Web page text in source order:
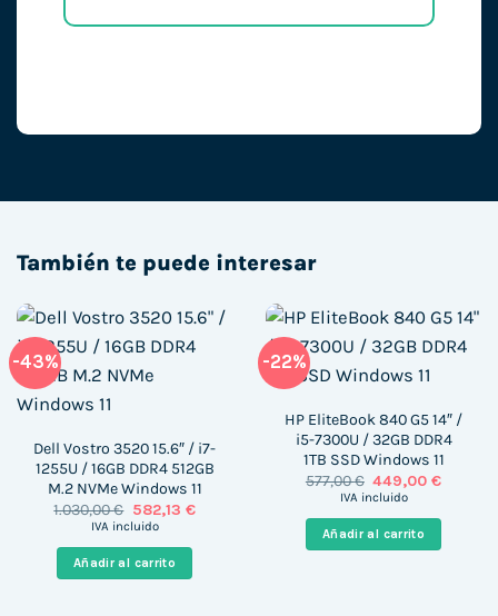
También te puede interesar
-43%
Dell Vostro 3520 15.6″ / i7-
1255U / 16GB DDR4 512GB
M.2 NVMe Windows 11
1.030,00€ El
precio
1.030,00 €.
582,13 €El
IVA incluido
Añadir al carrito
-22%
HP EliteBook 840 G5 14″ /
i5-7300U / 32GB DDR4
1TB SSD Windows 11
577,00€ El
precio
era:
577,00 €.
449,00€El
es:
IVA incluido
Añadir al carrito